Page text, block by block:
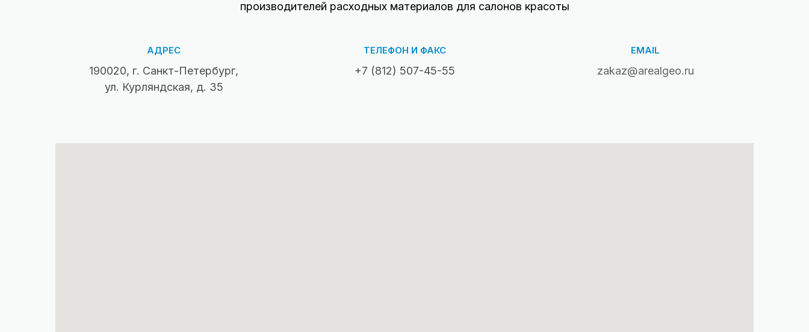
производителей расходных материалов для салонов красоты
АДРЕС
190020, г. Санкт-Петербург,
ул. Курляндская, д. 35
ТЕЛЕФОН И ФАКС
+7 (812) 507-45-55
EMAIL
zakaz@arealgeo.ru